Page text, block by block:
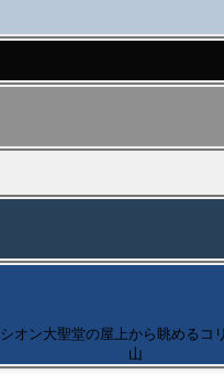
オン大聖堂の屋上から眺めるコ
山